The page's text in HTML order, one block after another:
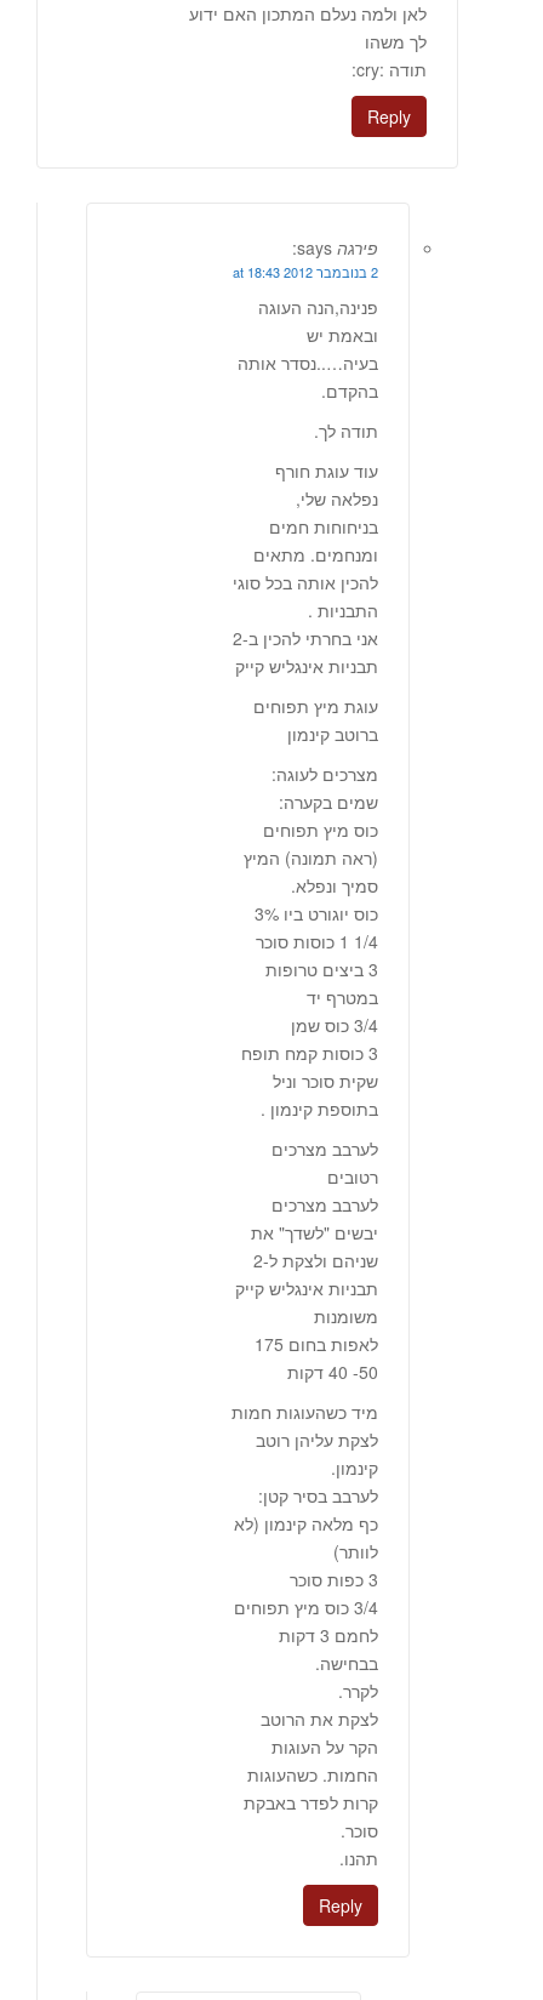
לאן ולמה נעלם המתכון האם ידוע
לך משהו
תודה :cry:
Reply
פירגה says:
2 בנובמבר 2012 at 18:43
פנינה,הנה העוגה
ובאמת יש
בעיה…..נסדר אותה
בהקדם.
תודה לך.
עוד עוגת חורף
נפלאה שלי,
בניחוחות חמים
ומנחמים. מתאים
להכין אותה בכל סוגי
התבניות .
אני בחרתי להכין ב-2
תבניות אינגליש קייק
עוגת מיץ תפוחים
ברוטב קינמון
מצרכים לעוגה:
שמים בקערה:
כוס מיץ תפוחים
(ראה תמונה) המיץ
סמיך ונפלא.
כוס יוגורט ביו 3%
1/4 1 כוסות סוכר
3 ביצים טרופות
במטרף יד
3/4 כוס שמן
3 כוסות קמח תופח
שקית סוכר וניל
בתוספת קינמון .
לערבב מצרכים
רטובים
לערבב מצרכים
יבשים "לשדך" את
שניהם ולצקת ל-2
תבניות אינגליש קייק
משומנות
לאפות בחום 175
50- 40 דקות
מיד כשהעוגות חמות
לצקת עליהן רוטב
קינמון.
לערבב בסיר קטן:
כף מלאה קינמון (לא
לוותר)
3 כפות סוכר
3/4 כוס מיץ תפוחים
לחמם 3 דקות
בבחישה.
לקרר.
לצקת את הרוטב
הקר על העוגות
החמות. כשהעוגות
קרות לפדר באבקת
סוכר.
תהנו.
Reply